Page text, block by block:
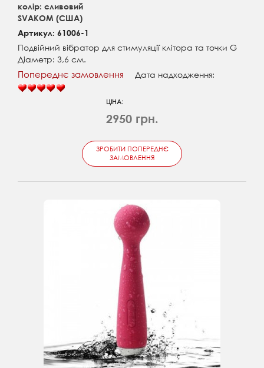
колір: сливовий
SVAKOM (США)
Артикул: 61006-1
Подвійний вібратор для стимуляції клітора та точки G
Діаметр: 3,6 см.
Попереднє замовлення Дата надходження:
ЦІНА:
2950 грн.
ЗРОБИТИ ПОПЕРЕДНЄ
ЗАМОВЛЕННЯ